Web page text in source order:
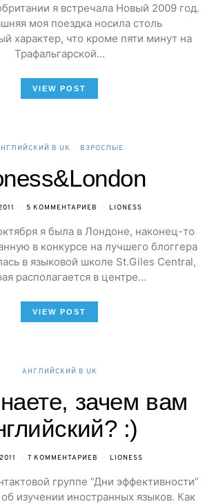
я встречала Новый 2009 год.
моя поездка носила столь
характер, что кроме пяти минут на
Трафальгарской…
VIEW POST
В UK ВЗРОСЛЫЕ
5 КОММЕНТАРИЕВ LIONESS
я была в Лондоне, наконец-то
в конкурсе на лучшего блоггера
в языковой школе St.Giles Central,
располагается в центре…
VIEW POST
АНГЛИЙСКИЙ В UK
зачем вам
:)
7 КОММЕНТАРИЕВ LIONESS
группе “Дни эффективности”
об изучении иностранных языков. Как